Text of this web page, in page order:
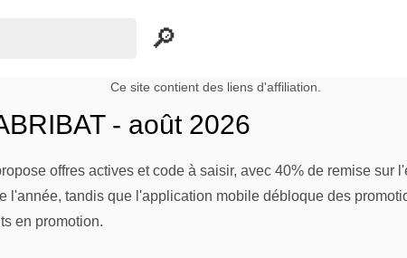
Ce site contient des liens d'affiliation.
- août 2026
offres actives et code à saisir, avec 40% de remise
l'année, tandis que l'application mobile débloque des
en promotion.